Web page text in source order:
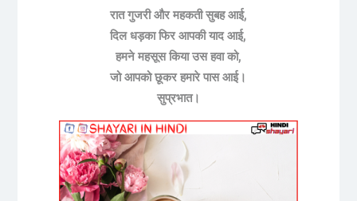
रात गुजरी और महकती सुबह आई,
दिल धड़का फिर आपकी याद आई,
हमने महसूस किया उस हवा को,
जो आपको छूकर हमारे पास आई।
सुप्रभात।